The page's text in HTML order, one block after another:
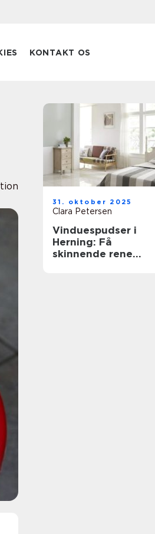
KONTAKT OS
31. oktober 2025
Clara Petersen
Vinduespudser i
Herning: Få
skinnende rene